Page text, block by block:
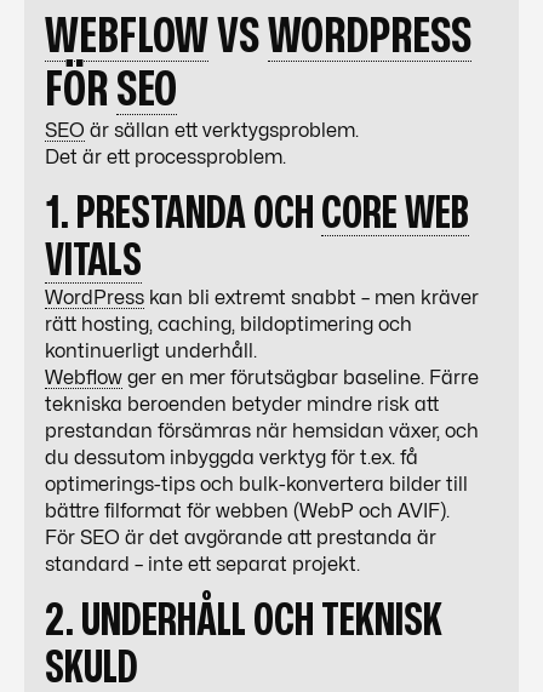
WEBFLOW VSWORDPRESS
FÖR SEO
SEO är sällan ett verktygsproblem.
Det är ett processproblem.
1. PRESTANDA OCH CORE WEB
VITALS
WordPress kan bli extremt snabbt – men kräver
rätt hosting, caching, bildoptimering och
kontinuerligt underhåll.
Webflow ger en mer förutsägbar baseline. Färre
tekniska beroenden betyder mindre risk att
prestandan försämras när hemsidan växer, och
du dessutom inbyggda verktyg för t.ex. få
optimerings-tips och bulk-konvertera bilder till
bättre filformat för webben (WebP och AVIF).
För SEO är det avgörande att prestanda är
standard – inte ett separat projekt.
2. UNDERHÅLL OCH TEKNISK
SKULD